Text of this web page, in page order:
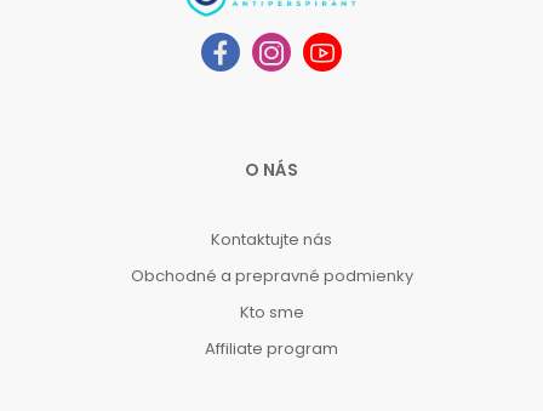
O NÁS
Kontaktujte nás
Obchodné a prepravné podmienky
Kto sme
Affiliate program